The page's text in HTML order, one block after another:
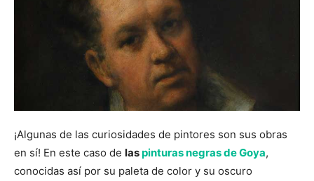
¡Algunas de las curiosidades de pintores son sus obras
en sí! En este caso de laspinturas negras de Goya,
conocidas así por su paleta de color y su oscuro